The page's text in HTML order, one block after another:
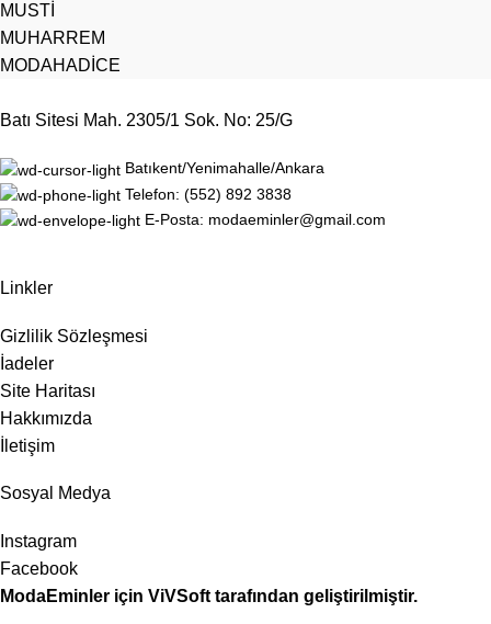
MUSTİ
MUHARREM
MODAHADİCE
Batı Sitesi Mah. 2305/1 Sok. No: 25/G
Batıkent/Yenimahalle/Ankara
Telefon: (552) 892 3838
E-Posta: modaeminler@gmail.com
Linkler
Gizlilik Sözleşmesi
İadeler
Site Haritası
Hakkımızda
İletişim
Sosyal Medya
Instagram
Facebook
ModaEminler için ViVSoft tarafından geliştirilmiştir.